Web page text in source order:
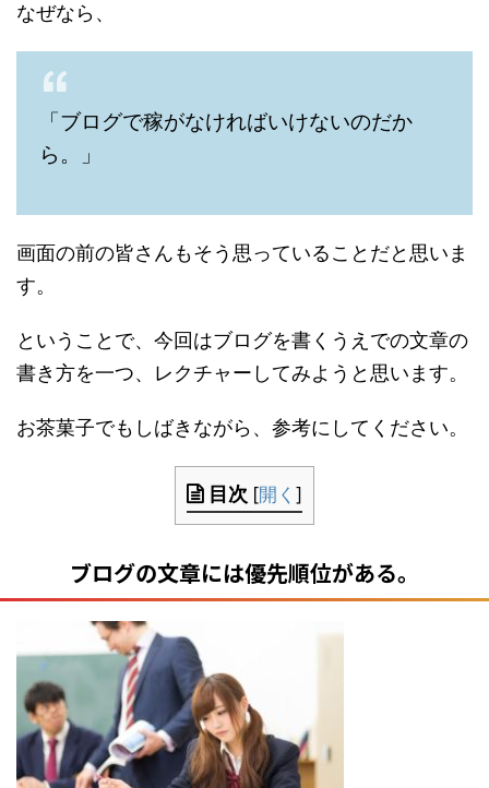
なぜなら、
「ブログで稼がなければいけないのだか
ら。」
画面の前の皆さんもそう思っていることだと思いま
す。
ということで、今回はブログを書くうえでの文章の
書き方を一つ、レクチャーしてみようと思います。
お茶菓子でもしばきながら、参考にしてください。
目次 [開く ]
ブログの文章には優先順位がある。